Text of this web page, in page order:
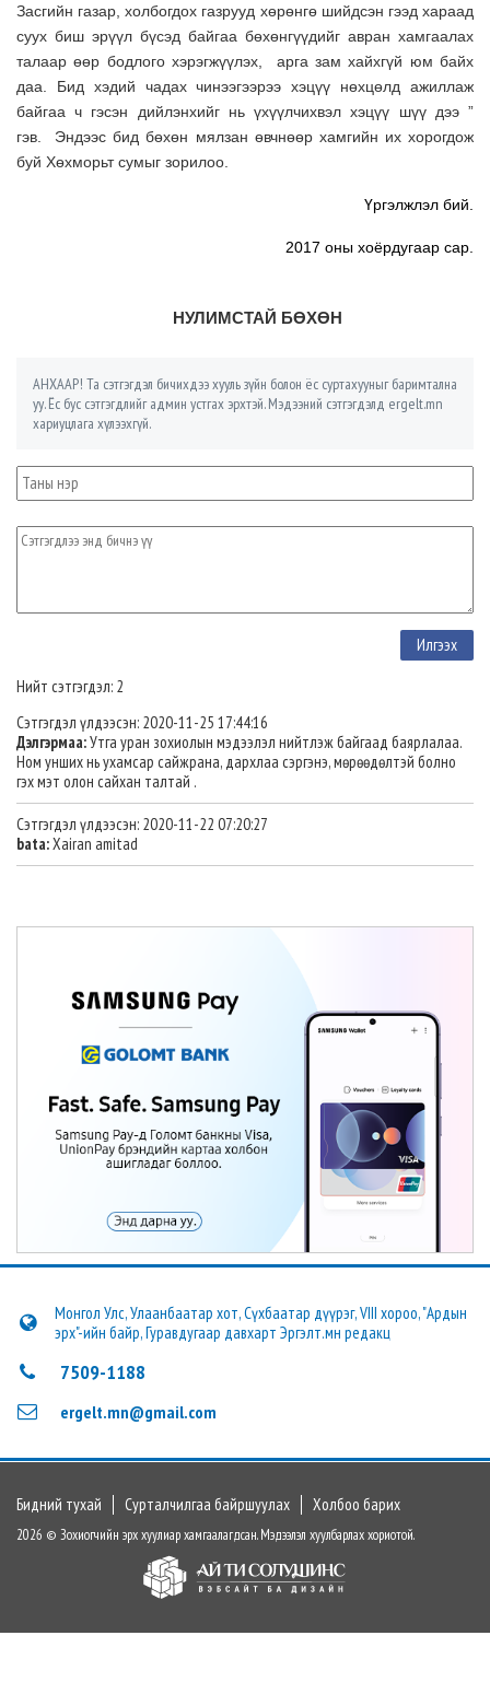
Засгийн газар, холбогдох газрууд хөрөнгө шийдсэн гээд хараад
суух биш эрүүл бүсэд байгаа бөхөнгүүдийг авран хамгаалах
талаар өөр бодлого хэрэгжүүлэх, арга зам хайхгүй юм байх
даа. Бид хэдий чадах чинээгээрээ хэцүү нөхцөлд ажиллаж
байгаа ч гэсэн дийлэнхийг нь үхүүлчихвэл хэцүү шүү дээ ”
гэв. Эндээс бид бөхөн мялзан өвчнөөр хамгийн их хорогдож
буй Хөхморьт сумыг зорилоо.
Үргэлжлэл бий.
2017 оны хоёрдугаар сар.
НУЛИМСТАЙ БӨХӨН
АНХААР! Та сэтгэгдэл бичихдээ хууль зүйн болон ёс суртахууныг баримтална
уу. Ёс бус сэтгэгдлийг админ устгах эрхтэй. Мэдээний сэтгэгдэлд ergelt.mn
хариуцлага хүлээхгүй.
Нийт сэтгэгдэл: 2
Сэтгэгдэл үлдээсэн: 2020-11-25 17:44:16
Дэлгэрмаа:Утга уран зохиолын мэдээлэл нийтлэж байгаад баярлалаа.
Ном унших нь ухамсар сайжрана, дархлаа сэргэнэ, мөрөөдөлтэй болно
гэх мэт олон сайхан талтай .
Сэтгэгдэл үлдээсэн: 2020-11-22 07:20:27
bata:Xairan amitad
Монгол Улс, Улаанбаатар хот, Сүхбаатар дүүрэг, VIII хороо, "Ардын
эрх"-ийн байр, Гуравдугаар давхарт Эргэлт.мн редакц
7509-1188
ergelt.mn@gmail.com
Бидний тухай Сурталчилгаа байршуулах Холбоо барих
2026 © Зохиогчийн эрх хуулиар хамгаалагдсан. Мэдээлэл хуулбарлах хориотой.